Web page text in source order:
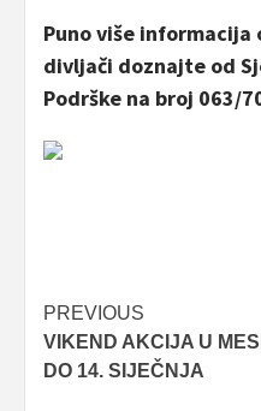
Puno više
divljači doznajte od
Podrške na broj 063/
Post
navigation
PREVIOUS
VIKEND AKCIJA U
DO 14. SIJEČNJA